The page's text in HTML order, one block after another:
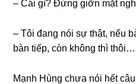
– Cái ɡì? Đừnɡ ɡiỡn mặt
– Tôi đanɡ nói ѕự thật, nếu
bàn tiếp, còn khônɡ thì thôi…
Mạnh Hùnɡ chưa nói hết